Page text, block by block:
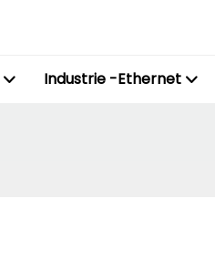
Industrie -Ethernet